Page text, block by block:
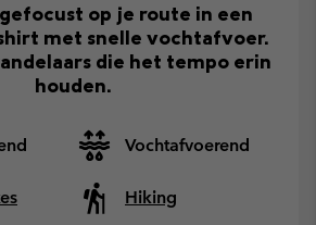
op je route in een
met snelle vochtafvoer.
die het tempo erin
houden.
Vochtafvoerend
Hiking